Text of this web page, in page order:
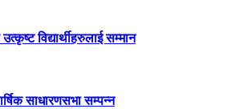
विद्यार्थीहरुलाई सम्मान
साधारणसभा सम्पन्न